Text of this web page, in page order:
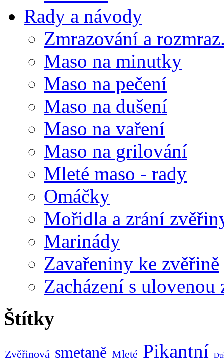
Rady a návody
Zmrazování a
Maso na minutky
Maso na pečení
Maso na dušení
Maso na vaření
Maso na grilování
Mleté maso - rady
Omáčky
Mořidla a zrání
Marinády
Zavařeniny ke zvěřině
Zacházení s ulovenou
Štítky
Zvěřinová smetaně Mleté Pikantní